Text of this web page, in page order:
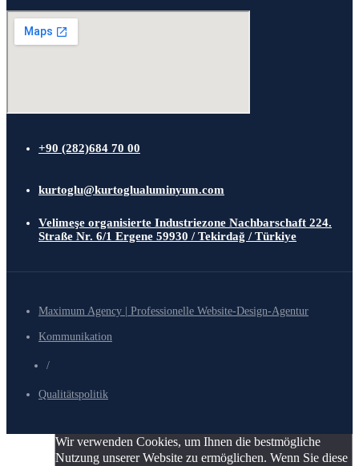
+90 (282)684 70 00
kurtoglu@kurtoglualuminyum.com
Velimeşe organisierte Industriezone Nachbarschaft 224.
Straße Nr. 6/1 Ergene 59930 / Tekirdağ / Türkiye
Maximum Agency | Professionelle Website-Design-Agentur
Kommunikation
/
Qualitätspolitik
Wir verwenden Cookies, um Ihnen die bestmögliche
Nutzung unserer Website zu ermöglichen. Wenn Sie diese